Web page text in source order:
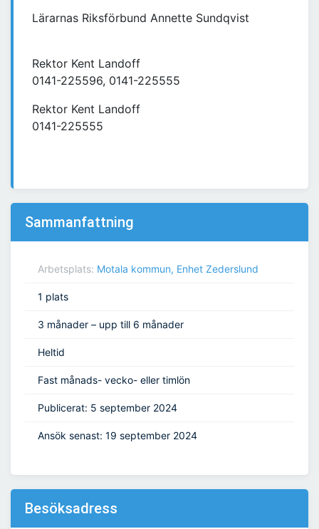
Lärarnas Riksförbund Annette Sundqvist
Rektor Kent Landoff
0141-225596, 0141-225555
Rektor Kent Landoff
0141-225555
Sammanfattning
Arbetsplats: Motala kommun, Enhet Zederslund
1 plats
3 månader – upp till 6 månader
Heltid
Fast månads- vecko- eller timlön
Publicerat: 5 september 2024
Ansök senast: 19 september 2024
Besöksadress